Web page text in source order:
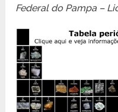
Federal do Pampa –